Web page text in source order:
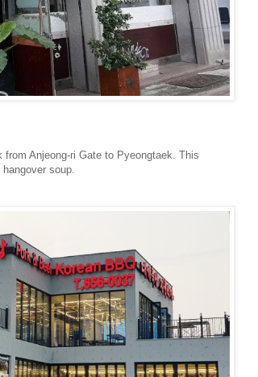
Anjeong-ri Gate to Pyeongtaek. This
soup.